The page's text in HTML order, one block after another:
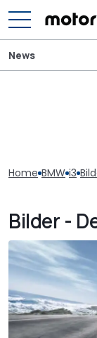
News
Home BMW i3
Bilder -